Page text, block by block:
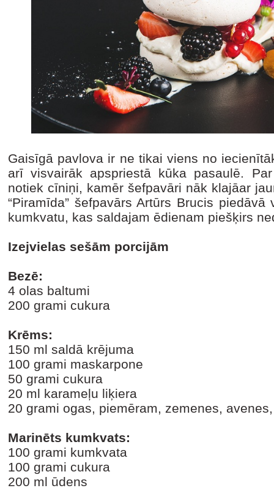
Gaisīgā pavlova ir ne tikai viens no
arī visvairāk apspriestā kūka pasaulē.
notiek cīniņi, kamēr šefpavāri nāk klajāar
“Piramīda” šefpavārs Artūrs Brucis
kumkvatu, kas saldajam ēdienam piešķirs
Izejvielas sešām porcijām
Bezē:
4 olas baltumi
200 grami cukura
Krēms:
150 ml saldā krējuma
100 grami maskarpone
50 grami cukura
20 ml karameļu liķiera
20 grami ogas, piemēram, zemenes,
Marinēts kumkvats:
100 grami kumkvata
100 grami cukura
200 ml ūdens